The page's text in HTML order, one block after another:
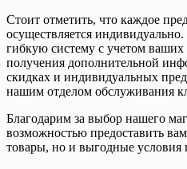
Стоит отметить, что каждое
осуществляется
гибкую систему с учетом ваших
получения дополнительной
скидках и индивидуальных
нашим отделом обслуживания
Благодарим за выбор нашего
возможностью предоставить
товары, но и выгодные условия